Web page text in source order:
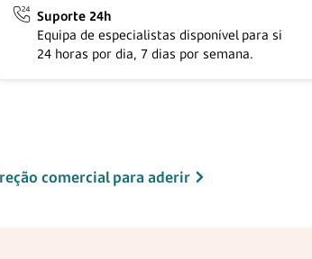
Suporte 24h
Equipa de especialistas disponível para si
24 horas por dia,7 dias por semana.
comercial para aderir​